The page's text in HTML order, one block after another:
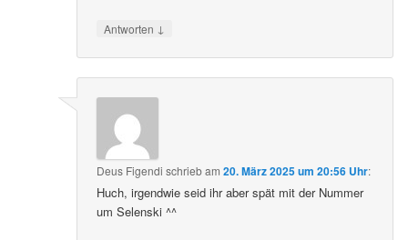
Antworten ↓
Deus Figendi schriebam20. März 2025 um 20:56 Uhr:
Huch, irgendwie seid ihr aber spät mit der Nummer
um Selenski ^^